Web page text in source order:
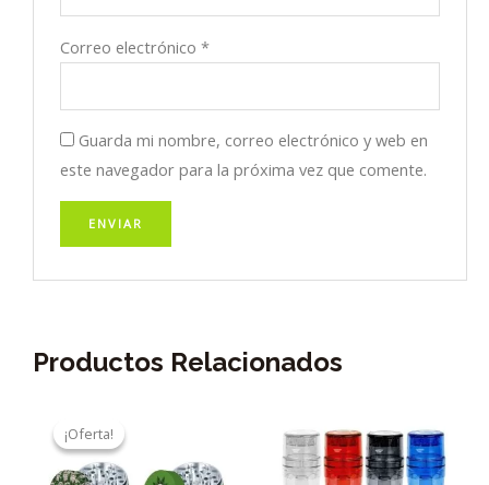
Correo electrónico*
Guarda mi nombre, correo electrónico y web en
este navegador para la próxima vez que comente.
Productos Relacionados
¡Oferta!
¡Oferta!